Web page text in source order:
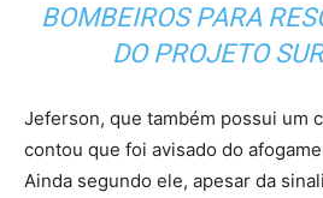
BOMBEIROS PARA
DO PROJETO
Jeferson, que também possui um
contou que foi avisado do
Ainda segundo ele, apesar da